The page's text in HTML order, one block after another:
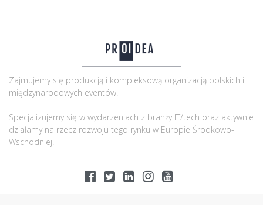
Zajmujemy się produkcją i kompleksową organizacją polskich i
międzynarodowych eventów.
Specjalizujemy się w wydarzeniach z branży IT/tech oraz aktywnie
działamy na rzecz rozwoju tego rynku w Europie Środkowo-
Wschodniej.